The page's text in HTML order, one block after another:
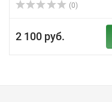
(0)
2 100 руб.